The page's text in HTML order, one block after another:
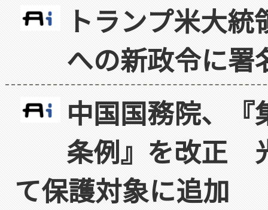
トランプ米大
への新政令に署
中国国務院、
条例』を改正
て保護対象に追加